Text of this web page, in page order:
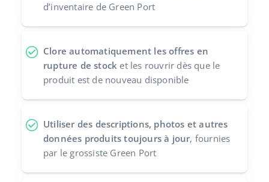
d’inventaire de Green Port
Clore automatiquement les offres en
rupture de stock et les rouvrir dès que le
produit est de nouveau disponible
Utiliser des descriptions, photos et autres
données produits toujours à jour, fournies
par le grossiste Green Port